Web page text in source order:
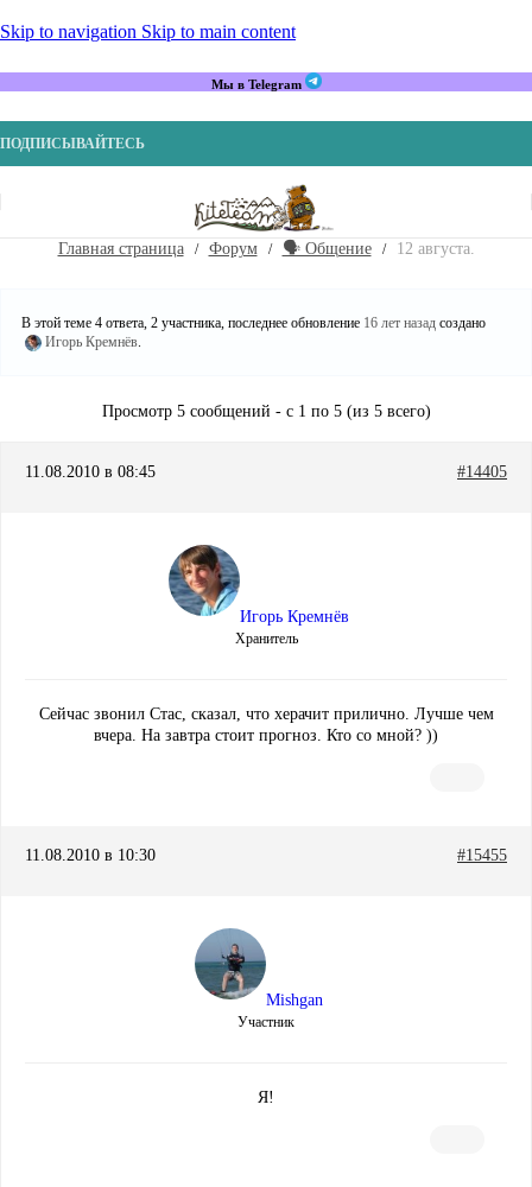
Skip to navigation Skip to main content
Мы в Telegram
ПОДПИСЫВАЙТЕСЬ
Главная страница Форум 🗣️ Общение 12 августа.
В этой теме 4 ответа, 2 участника, последнее обновление 16 лет назад создано
Игорь Кремнёв.
Просмотр 5 сообщений - с 1 по 5 (из 5 всего)
11.08.2010 в 08:45 #14405
Игорь Кремнёв
Хранитель
Сейчас звонил Стас, сказал, что херачит прилично. Лучше чем
вчера. На завтра стоит прогноз. Кто со мной? ))
11.08.2010 в 10:30 #15455
Mishgan
Участник
Я!